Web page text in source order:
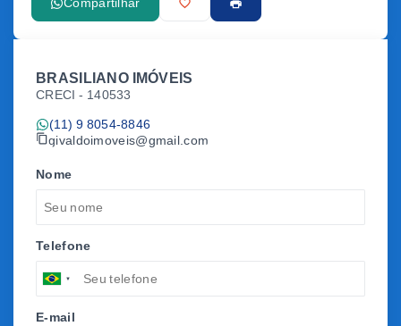
Compartilhar
BRASILIANO IMÓVEIS
CRECI - 140533
(11) 9 8054-8846
givaldoimoveis@gmail.com
Nome
Telefone
E-mail